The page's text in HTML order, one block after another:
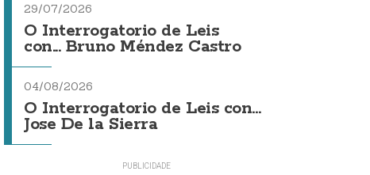
29/07/2026
O Interrogatorio de Leis
con... Bruno Méndez Castro
04/08/2026
O Interrogatorio de Leis con...
Jose De la Sierra